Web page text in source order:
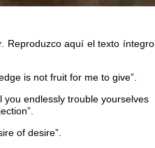
Reproduzco aquí el texto íntegro
is not fruit for me to give”.
you endlessly trouble yourselves
of desire”.